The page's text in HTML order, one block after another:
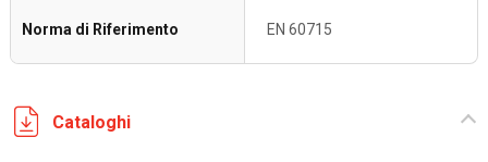
Norma di Riferimento EN 60715
Cataloghi